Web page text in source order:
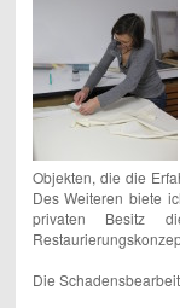
Objekten, die die
Des Weiteren biete
privaten Besitz
Die